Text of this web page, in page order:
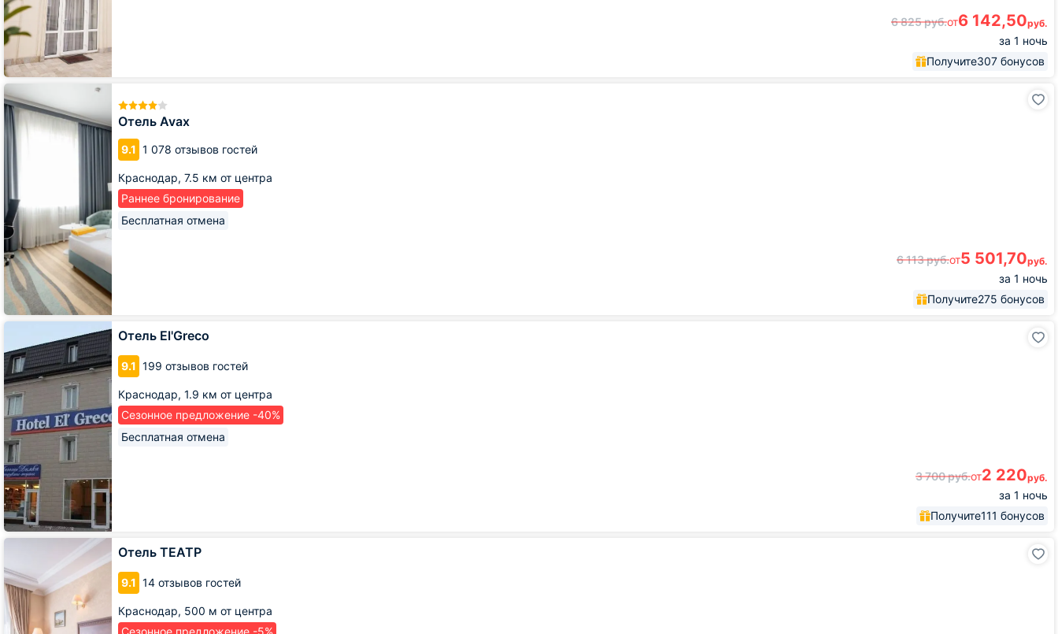
6 825руб.от6 142,50руб.
за 1 ночь
Получите307 бонусов
Отель Avax
9.1 1 078 отзывов гостей
Краснодар, 7.5 км от центра
Раннее бронирование
Бесплатная отмена
6 113руб.от5 501,70руб.
за 1 ночь
Получите275 бонусов
Отель
Avax
Отель El'Greco
9.1 199 отзывов гостей
Краснодар, 1.9 км от центра
Сезонное предложение -40%
Бесплатная отмена
3 700руб.от2 220руб.
за 1 ночь
Получите111 бонусов
Отель
Отель ТЕАТР
9.1 14 отзывов гостей
Краснодар, 500 м от центра
Сезонное предложение -5%
Отель